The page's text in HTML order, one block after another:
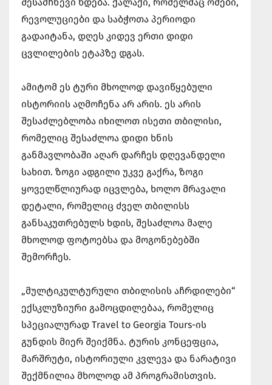
რევოლუციები და საბჭოთა პერიოდი
გადაიტანა, დღეს კიდევ ერთი დიდი
ცვლილების ეტაპზე დგას.
ამიტომ ეს ტური მხოლოდ დავიწყებული
ისტორიის აღმოჩენა არ არის. ეს არის
შესაძლებლობა იხილოთ ისეთი თბილისი,
რომელიც შესაძლოა დიდი ხნის
განმავლობაში აღარ დარჩეს დღევანდელი
სახით. ზოგი ადგილი უკვე გაქრა, ზოგი
ყოველწლიურად იცვლება, ხოლო მრავალი
დეტალი, რომელიც ძველ თბილისს
განსაკუთრებულს ხდის, შესაძლოა მალე
მხოლოდ ფოტოებსა და მოგონებებში
შემორჩეს.
„მულტიკულტურული თბილისის აჩრდილები“
ექსკლუზიური გამოცდილებაა, რომელიც
სპეციალურად Travel to Georgia Tours-ის
გუნდის მიერ შეიქმნა. ტურის კონცეფცია,
მარშრუტი, ისტორიული კვლევა და ნარატივი
შექმნილია მხოლოდ ამ პროგრამისთვის.